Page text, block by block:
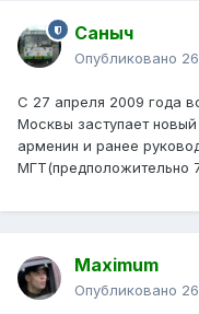
Саныч
Опубликовано
С 27 апреля 2009 года
Москвы заступает новый
арменин и ранее
МГТ(предположительно
Maximum
Опубликовано